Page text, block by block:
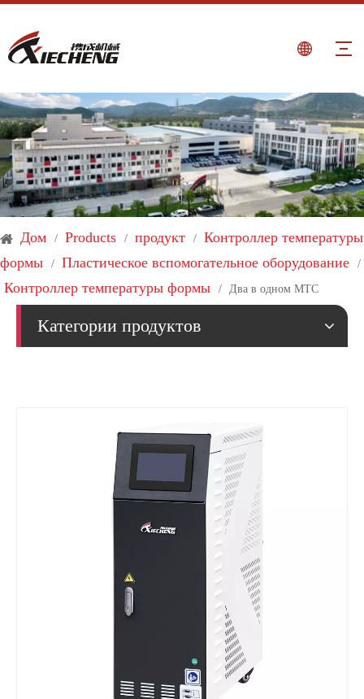
Дом / Products / продукт / Контроллер температуры
формы
/ Пластическое вспомогательное оборудование /
Контроллер температуры формы / Два в одном MTC
Категории продуктов